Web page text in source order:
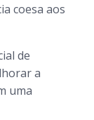
coesa aos
de
a
uma